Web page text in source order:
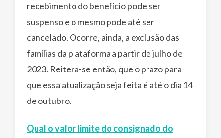
recebimento do benefício pode ser
suspenso e o mesmo pode até ser
cancelado. Ocorre, ainda, a exclusão das
famílias da plataforma a partir de julho de
2023. Reitera-se então, que o prazo para
que essa atualização seja feita é até o dia 14
de outubro.
Qual o valor limite do consignado do